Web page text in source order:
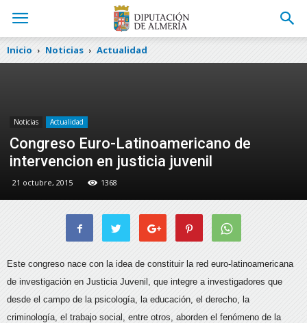
Inicio Noticias Actualidad
Noticias Actualidad
Congreso Euro-Latinoamericano de
intervencion en justicia juvenil
21 octubre, 2015 1368
Este congreso nace con la idea de constituir la red euro-latinoamericana
de investigación en Justicia Juvenil, que integre a investigadores que
desde el campo de la psicología, la educación, el derecho, la
criminología, el trabajo social, entre otros, aborden el fenómeno de la